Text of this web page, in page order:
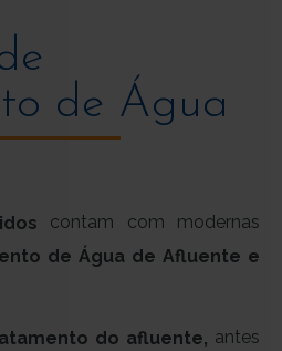
de Água
contam com modernas
de Água de Afluente e
do afluente, antes